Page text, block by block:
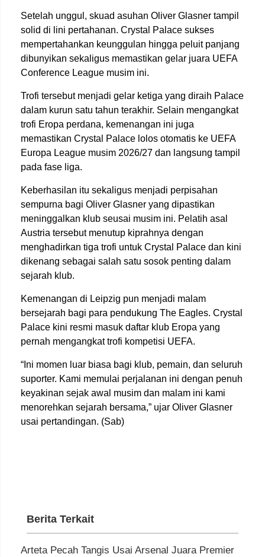
Setelah unggul, skuad asuhan Oliver Glasner tampil
solid di lini pertahanan. Crystal Palace sukses
mempertahankan keunggulan hingga peluit panjang
dibunyikan sekaligus memastikan gelar juara UEFA
Conference League musim ini.
Trofi tersebut menjadi gelar ketiga yang diraih Palace
dalam kurun satu tahun terakhir. Selain mengangkat
trofi Eropa perdana, kemenangan ini juga
memastikan Crystal Palace lolos otomatis ke UEFA
Europa League musim 2026/27 dan langsung tampil
pada fase liga.
Keberhasilan itu sekaligus menjadi perpisahan
sempurna bagi Oliver Glasner yang dipastikan
meninggalkan klub seusai musim ini. Pelatih asal
Austria tersebut menutup kiprahnya dengan
menghadirkan tiga trofi untuk Crystal Palace dan kini
dikenang sebagai salah satu sosok penting dalam
sejarah klub.
Kemenangan di Leipzig pun menjadi malam
bersejarah bagi para pendukung The Eagles. Crystal
Palace kini resmi masuk daftar klub Eropa yang
pernah mengangkat trofi kompetisi UEFA.
“Ini momen luar biasa bagi klub, pemain, dan seluruh
suporter. Kami memulai perjalanan ini dengan penuh
keyakinan sejak awal musim dan malam ini kami
menorehkan sejarah bersama,” ujar Oliver Glasner
usai pertandingan. (Sab)
Berita Terkait
Arteta Pecah Tangis Usai Arsenal Juara Premier